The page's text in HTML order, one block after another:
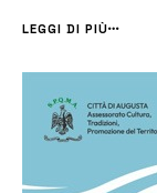
suole superiori che
LEGGI DI PIÙ